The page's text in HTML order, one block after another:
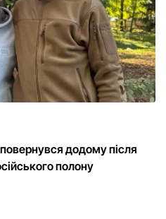
додому після
полону